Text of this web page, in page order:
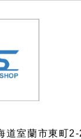
道室蘭市東町